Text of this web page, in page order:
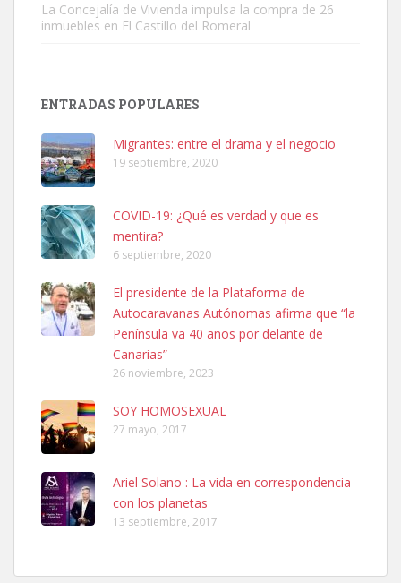
Leales.org » Gran Canaria
SHIBA PERDIDO AVDA JOSE MESA Y LOPEZ
PERRO MACHO RAZA SHIBA CON MICROCHIP PERDIDO HOY
06/07/2025 ZONA MESA Y LOPEZ. ES MUY ASUSTADIZO
Leales.org » Gran Canaria
6.7.2025
Ninfa perdida
El día 5 se los perdió una ninfa papillera, asustada tiene miedo a la
calle, se perdió por la zon...
La Concejalía de Vivienda impulsa la compra de 26
inmuebles en El Castillo del Romeral
ENTRADAS POPULARES
Migrantes: entre el drama y el negocio
19 septiembre, 2020
COVID-19: ¿Qué es verdad y que es
mentira?
6 septiembre, 2020
El presidente de la Plataforma de
Autocaravanas Autónomas afirma que “la
Península va 40 años por delante de
Canarias”
26 noviembre, 2023
SOY HOMOSEXUAL
27 mayo, 2017
Ariel Solano : La vida en correspondencia
con los planetas
13 septiembre, 2017